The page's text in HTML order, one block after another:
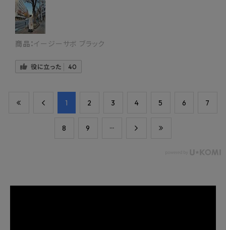
商品：イージーサボ ブラック
役に立った 40
​1 ​2 ​3 ​4 ​5 ​6 ​7
​8 ​9